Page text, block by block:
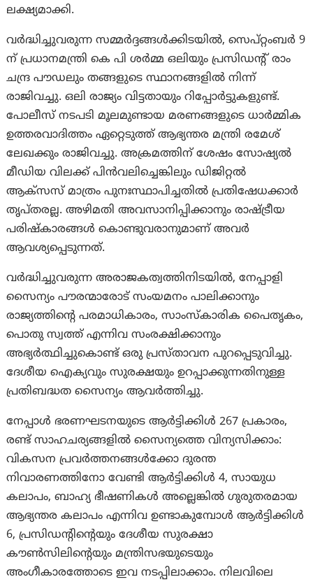
ലക്ഷ്യമാക്കി.
വർദ്ധിച്ചുവരുന്ന സമ്മർദ്ദങ്ങൾക്കിടയിൽ, സെപ്റ്റംബർ 9
ന് പ്രധാനമന്ത്രി കെ പി ശർമ്മ ഒലിയും പ്രസിഡന്റ് രാം
ചന്ദ്ര പൗഡലും തങ്ങളുടെ സ്ഥാനങ്ങളിൽ നിന്ന്
രാജിവച്ചു. ഒലി രാജ്യം വിട്ടതായും റിപ്പോർട്ടുകളുണ്ട്.
പോലീസ് നടപടി മൂലമുണ്ടായ മരണങ്ങളുടെ ധാർമ്മിക
ഉത്തരവാദിത്തം ഏറ്റെടുത്ത് ആഭ്യന്തര മന്ത്രി രമേശ്
ലേഖക്കും രാജിവച്ചു. അക്രമത്തിന് ശേഷം സോഷ്യൽ
മീഡിയ വിലക്ക് പിൻവലിച്ചെങ്കിലും ഡിജിറ്റൽ
ആക്‌സസ് മാത്രം പുനഃസ്ഥാപിച്ചതിൽ പ്രതിഷേധക്കാർ
തൃപ്തരല്ല. അഴിമതി അവസാനിപ്പിക്കാനും രാഷ്ട്രീയ
പരിഷ്കാരങ്ങൾ കൊണ്ടുവരാനുമാണ് അവർ
ആവശ്യപ്പെടുന്നത്.
വർദ്ധിച്ചുവരുന്ന അരാജകത്വത്തിനിടയിൽ, നേപ്പാളി
സൈന്യം പൗരന്മാരോട് സംയമനം പാലിക്കാനും
രാജ്യത്തിന്റെ പരമാധികാരം, സാംസ്കാരിക പൈതൃകം,
പൊതു സ്വത്ത് എന്നിവ സംരക്ഷിക്കാനും
അഭ്യർത്ഥിച്ചുകൊണ്ട് ഒരു പ്രസ്താവന പുറപ്പെടുവിച്ചു.
ദേശീയ ഐക്യവും സുരക്ഷയും ഉറപ്പാക്കുന്നതിനുള്ള
പ്രതിബദ്ധത സൈന്യം ആവർത്തിച്ചു.
നേപ്പാൾ ഭരണഘടനയുടെ ആർട്ടിക്കിൾ 267 പ്രകാരം,
രണ്ട് സാഹചര്യങ്ങളിൽ സൈന്യത്തെ വിന്യസിക്കാം:
വികസന പ്രവർത്തനങ്ങൾക്കോ ​​ദുരന്ത
നിവാരണത്തിനോ വേണ്ടി ആർട്ടിക്കിൾ 4, സായുധ
കലാപം, ബാഹ്യ ഭീഷണികൾ അല്ലെങ്കിൽ ഗുരുതരമായ
ആഭ്യന്തര കലാപം എന്നിവ ഉണ്ടാകുമ്പോൾ ആർട്ടിക്കിൾ
6, പ്രസിഡന്റിന്റെയും ദേശീയ സുരക്ഷാ
കൗൺസിലിന്റെയും മന്ത്രിസഭയുടെയും
അംഗീകാരത്തോടെ ഇവ നടപ്പിലാക്കാം. നിലവിലെ